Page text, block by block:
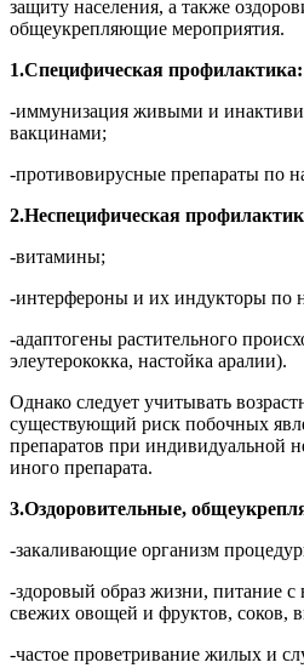
защиту населения, а также
общеукрепляющие мероприятия.
1.Специфическая профилактика:
-иммунизация живыми и
вакцинами;
-противовирусные препараты по
2.Неспецифическая
-витамины;
-интерфероны и их индукторы по
-адаптогены растительного
элеутерококка, настойка аралии).
Однако следует учитывать
существующий риск побочных
препаратов при индивидуальной
иного препарата.
3.Оздоровительные,
-закаливающие организм
-здоровый образ жизни, питание
свежих овощей и фруктов, соков,
-частое проветривание жилых и